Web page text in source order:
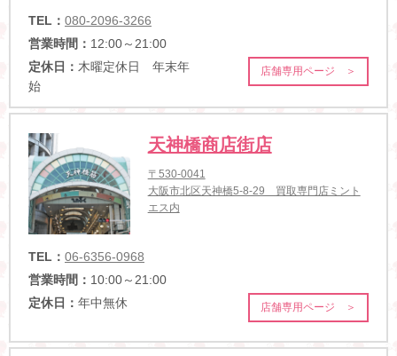
TEL： 080-2096-3266
営業時間： 12:00～21:00
定休日： 木曜定休日 年末年
始
店舗専用ページ ＞
天神橋商店街店
〒530-0041
大阪市北区天神橋5-8-29 買取専門店ミント
エス内
TEL： 06-6356-0968
営業時間： 10:00～21:00
定休日： 年中無休 店舗専用ページ ＞